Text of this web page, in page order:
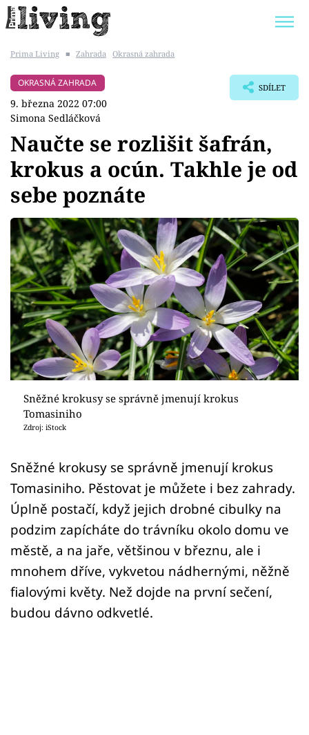
BYDLENÍ SLAVNÝCH
Témata
Bydlení
Zahrada
Design
Sledujte prima+
Přihlášení
Sledujte nás
Prima Living ■ Zahrada Okrasná zahrada
OKRASNÁ ZAHRADA
9. března 2022 07:00
Simona Sedláčková
SDÍLET
Naučte se rozlišit šafrán,
krokus a ocún. Takhle je od
sebe poznáte
Sněžné krokusy se správně jmenují krokus
Tomasiniho
Zdroj: iStock
Sněžné krokusy se správně jmenují krokus
Tomasiniho. Pěstovat je můžete i bez zahrady.
Úplně postačí, když jejich drobné cibulky na
podzim zapícháte do trávníku okolo domu ve
městě, a na jaře, většinou v březnu, ale i
mnohem dříve, vykvetou nádhernými, něžně
fialovými květy. Než dojde na první sečení,
budou dávno odkvetlé.